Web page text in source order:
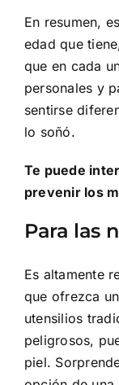
En resumen,
edad que
que en cada
personales y
sentirse
lo soñó.
Te puede
prevenir los
Para las
Es altamente
que ofrezca
utensilios
peligrosos,
piel.